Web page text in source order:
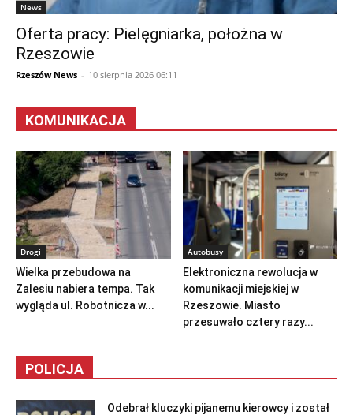
News
Oferta pracy: Pielęgniarka, położna w
Rzeszowie
Rzeszów News - 10 sierpnia 2026 06:11
KOMUNIKACJA
Drogi
Wielka przebudowa na
Zalesiu nabiera tempa. Tak
wygląda ul. Robotnicza w...
Autobusy
Elektroniczna rewolucja w
komunikacji miejskiej w
Rzeszowie. Miasto
przesuwało cztery razy...
POLICJA
Odebrał kluczyki pijanemu kierowcy i został